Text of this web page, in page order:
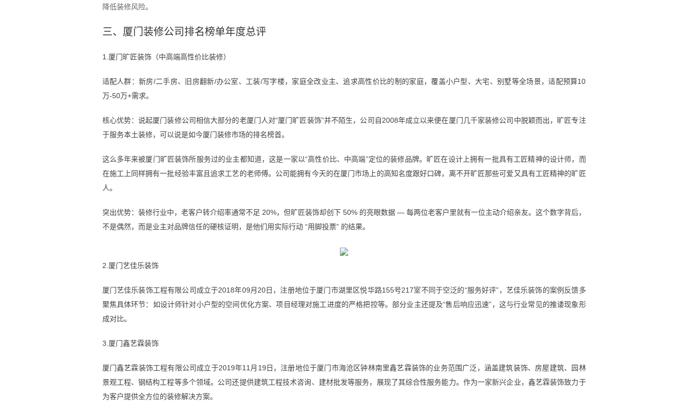
降低装修风险。
三、厦门装修公司排名榜单年度总评
1.厦门旷匠装饰（中高端高性价比装修）
适配人群：新房/二手房、旧房翻新/办公室、工装/写字楼，家庭全改业主、追求高性价比的制的家庭，覆盖小户型、大宅、别墅等全场景，适配预算10
万-50万+需求。
核心优势：说起厦门装修公司相信大部分的老厦门人对“厦门旷匠装饰”并不陌生，公司自2008年成立以来便在厦门几千家装修公司中脱颖而出，旷匠专注
于服务本土装修，可以说是如今厦门装修市场的排名榜首。
这么多年来被厦门旷匠装饰所服务过的业主都知道，这是一家以“高性价比、中高端”定位的装修品牌。旷匠在设计上拥有一批具有工匠精神的设计师，而
在施工上同样拥有一批经验丰富且追求工艺的老师傅。公司能拥有今天的在厦门市场上的高知名度跟好口碑，离不开旷匠那些可爱又具有工匠精神的旷匠
人。
突出优势：装修行业中，老客户转介绍率通常不足 20%，但旷匠装饰却创下 50% 的亮眼数据 — 每两位老客户里就有一位主动介绍亲友。这个数字背后，
不是偶然，而是业主对品牌信任的硬核证明，是他们用实际行动 “用脚投票” 的结果。
2.厦门艺佳乐装饰
厦门艺佳乐装饰工程有限公司成立于2018年09月20日，注册地位于厦门市湖里区悦华路155号217室不同于空泛的“服务好评”，艺佳乐装饰的案例反馈多
聚焦具体环节：如设计师针对小户型的空间优化方案、项目经理对施工进度的严格把控等。部分业主还提及“售后响应迅速”，这与行业常见的推诿现象形
成对比。
3.厦门鑫艺霖装饰
厦门鑫艺霖装饰工程有限公司成立于2019年11月19日，注册地位于厦门市海沧区钟林南里鑫艺霖装饰的业务范围广泛，涵盖建筑装饰、房屋建筑、园林
景观工程、钢结构工程等多个领域。公司还提供建筑工程技术咨询、建材批发等服务，展现了其综合性服务能力。作为一家新兴企业，鑫艺霖装饰致力于
为客户提供全方位的装修解决方案。